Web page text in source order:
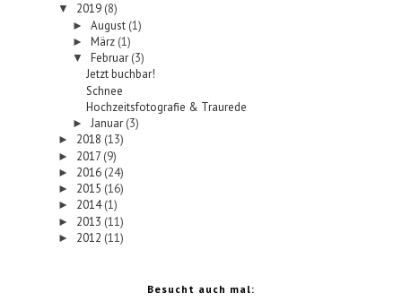
▼ 2019 (8)
► August (1)
► März (1)
▼ Februar (3)
Jetzt buchbar!
Schnee
Hochzeitsfotografie & Traurede
► Januar (3)
► 2018 (13)
► 2017 (9)
► 2016 (24)
► 2015 (16)
► 2014(1)
► 2013 (11)
► 2012 (11)
Besucht auch mal: